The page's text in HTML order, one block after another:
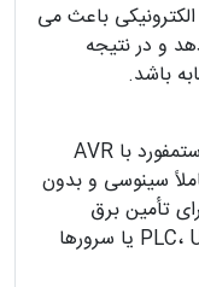
باعث می
و در نتیجه
استفاده از گاورنر الکترونیکی و آلترناتور استمفورد با AVR
سینوسی و بدون
تأمین برق
تجهیزات حساس مانند سیستم های PLC، UPS یا سرورها